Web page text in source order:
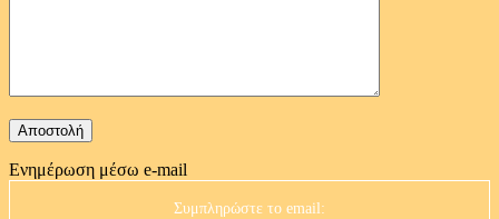
Ενημέρωση μέσω e-mail
Συμπληρώστε το email: